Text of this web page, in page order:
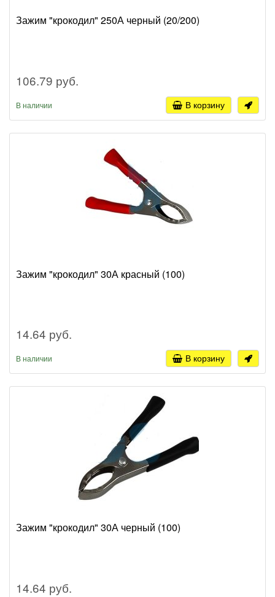
Зажим "крокодил" 250А черный (20/200)
106.79 руб.
В наличии В корзину
Зажим "крокодил" 30А красный (100)
14.64 руб.
В наличии В корзину
Зажим "крокодил" 30А черный (100)
14.64 руб.